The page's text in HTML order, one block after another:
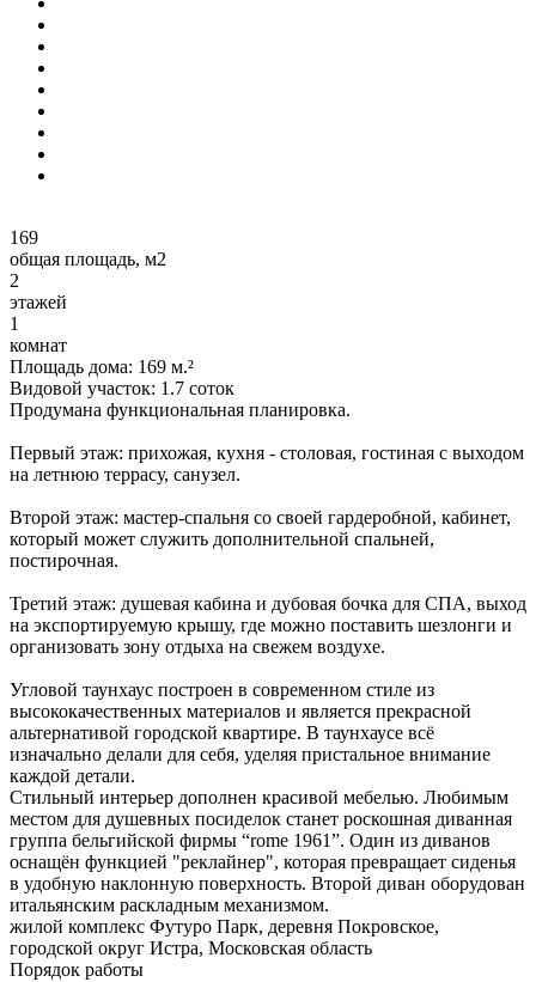
169
общая площадь, м2
2
этажей
1
комнат
Площадь дома: 169 м.²
Видовой участок: 1.7 соток
Продумана функциональная планировка.
Первый этаж: прихожая, кухня - столовая, гостиная с выходом
на летнюю террасу, санузел.
Второй этаж: мастер-спальня со своей гардеробной, кабинет,
который может служить дополнительной спальней,
постирочная.
Третий этаж: душевая кабина и дубовая бочка для СПА, выход
на экспортируемую крышу, где можно поставить шезлонги и
организовать зону отдыха на свежем воздухе.
Угловой таунхаус построен в современном стиле из
высококачественных материалов и является прекрасной
альтернативой городской квартире. В таунхаусе всё
изначально делали для себя, уделяя пристальное внимание
каждой детали.
Стильный интерьер дополнен красивой мебелью. Любимым
местом для душевных посиделок станет роскошная диванная
группа бельгийской фирмы “rome 1961”. Один из диванов
оснащён функцией "реклайнер", которая превращает сиденья
в удобную наклонную поверхность. Второй диван оборудован
итальянским раскладным механизмом.
жилой комплекс Футуро Парк, деревня Покровское,
городской округ Истра, Московская область
Порядок работы